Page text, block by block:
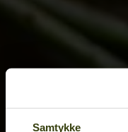
Samtykke